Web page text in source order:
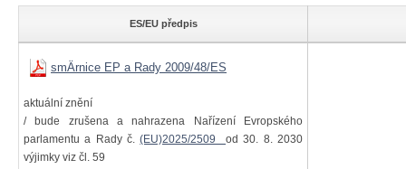
ES/EU předpis
smÄrnice EP a Rady 2009/48/ES
aktuální znění
/ bude zrušena a nahrazena Nařízení Evropského
parlamentu a Rady č.(EU)2025/2509od 30. 8. 2030
výjimky viz čl. 59